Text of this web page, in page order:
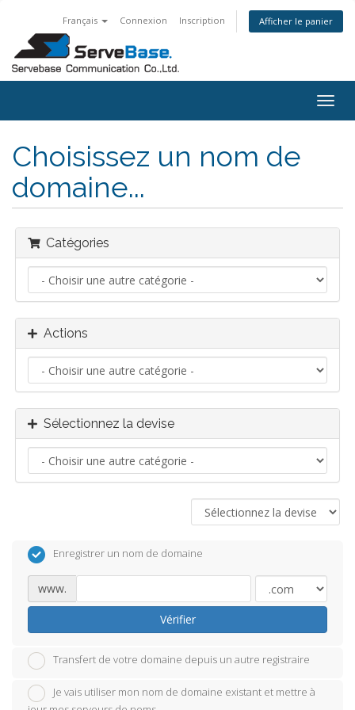
Français Connexion Inscription Afficher le panier
Choisissez un nom de
domaine...
Catégories
Actions
Sélectionnez la devise
Enregistrer un nom de domaine
www.
Vérifier
Transfert de votre domaine depuis un autre registraire
Je vais utiliser mon nom de domaine existant et mettre à